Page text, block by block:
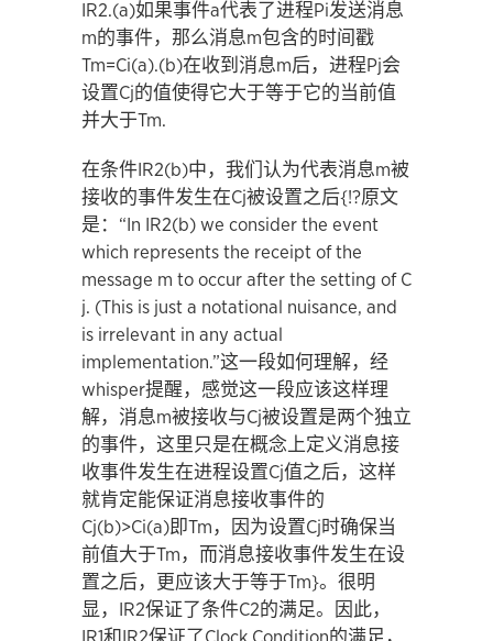
IR2.(a)如果事件a代表了进程Pi发送消息
m的事件，那么消息m包含的时间戳
Tm=Ci(a).(b)在收到消息m后，进程Pj会
设置Cj的值使得它大于等于它的当前值
并大于Tm.
在条件IR2(b)中，我们认为代表消息m被
接收的事件发生在Cj被设置之后{!?原文
是：“In IR2(b) we consider the event
which represents the receipt of the
message m to occur after the setting of C
j. (This is just a notational nuisance, and
is irrelevant in any actual
implementation.”这一段如何理解，经
whisper提醒，感觉这一段应该这样理
解，消息m被接收与Cj被设置是两个独立
的事件，这里只是在概念上定义消息接
收事件发生在进程设置Cj值之后，这样
就肯定能保证消息接收事件的
Cj(b)>Ci(a)即Tm，因为设置Cj时确保当
前值大于Tm，而消息接收事件发生在设
置之后，更应该大于等于Tm}。很明
显，IR2保证了条件C2的满足。因此，
IR1和IR2保证了Clock Condition的满足，